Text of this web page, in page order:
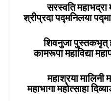
सरस्वति महाभद्रा
श्रीप्रदा पद्मनिलया
शिवनुजा पुस्तकभृत्
कामरूपा महाविद्या
महाश्रया मालिनी
महाभागा महोत्साहा